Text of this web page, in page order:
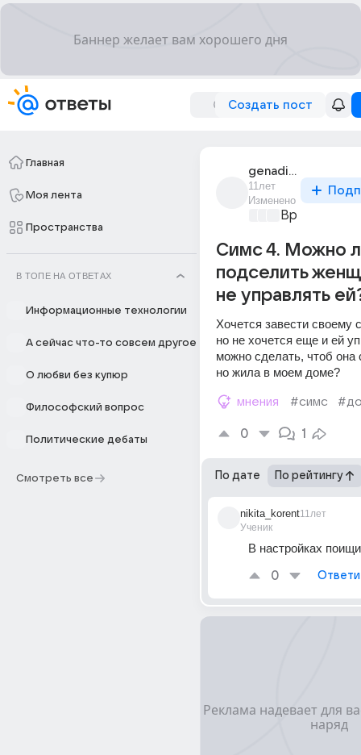
Создать пост
Главная
Моя лента
Пространства
В ТОПЕ НА ОТВЕТАХ
Информационные технологии
А сейчас что-то совсем другое
О любви без купюр
Философский вопрос
Политические дебаты
Смотреть все
genadij_saratov
11лет
Изменено
Время игр
Симс 4. Можно
подселить
не управлять
Хочется завести своему
но не хочется еще и ей
можно сделать, чтоб она
но жила в моем доме?
мнения #симс
0 1
По дате По рейтингу
nikita_korent
Ученик
11лет
В настройках
0